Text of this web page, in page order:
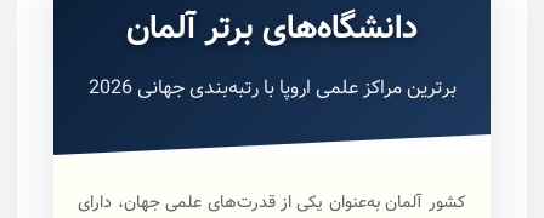
دانشگاه‌های برتر آلمان
برترین مراکز علمی اروپا با رتبه‌بندی جهانی 2026
کشور آلمان به‌عنوان یکی از قدرت‌های علمی جهان، دارای